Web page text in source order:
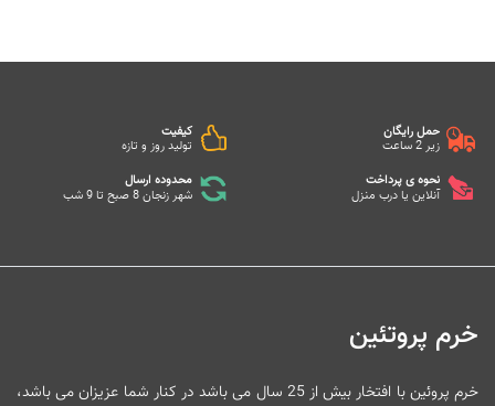
حمل رایگان
زیر 2 ساعت
کیفیت
تولید روز و تازه
نحوه ی پرداخت
آنلاین یا درب منزل
محدوده ارسال
شهر زنجان 8 صبح تا 9 شب
خرم پروتئین
خرم پروئین با افتخار بیش از 25 سال می باشد در کنار شما عزیزان می باشد،